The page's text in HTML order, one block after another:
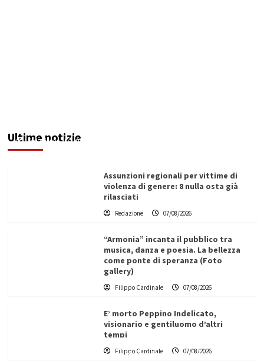
Ultime notizie
Redazione 07/08/2026
Assunzioni regionali per vittime di
violenza di genere: 8 nulla osta già
rilasciati
Redazione 07/08/2026
“Armonia” incanta il pubblico tra
musica, danza e poesia. La bellezza
come ponte di speranza (Foto
gallery)
Filippo Cardinale 07/08/2026
E’ morto Peppino Indelicato,
visionario e gentiluomo d’altri
tempi
Filippo Cardinale 07/08/2026
L’ingegnere saccense Buscarnera partner chiave
di un progetto transnazionale per la transizione